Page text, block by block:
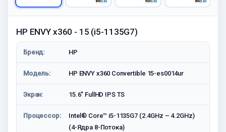
HP ENVY x360 - 15 (i5-1135G7)
Бренд: HP
Модель: HP ENVY x360 Convertible 15-es0014ur
Экран: 15.6" FullHD IPS TS
Процессор:
Intel® Core™ i5-1135G7 (2.4GHz – 4.2GHz)
(4-Ядрa 8-Потокa)